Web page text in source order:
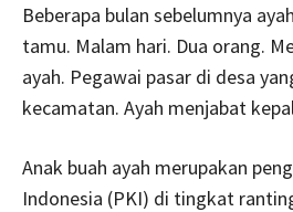
Beberapa bulan sebelumnya
tamu. Malam hari. Dua orang.
ayah. Pegawai pasar di desa
kecamatan. Ayah menjabat
Anak buah ayah merupakan
Indonesia (PKI) di tingkat